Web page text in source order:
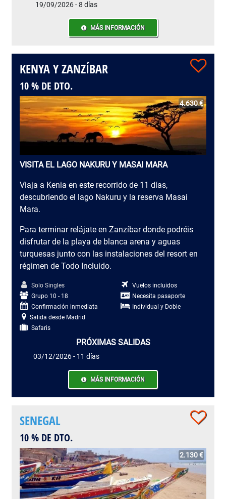
19/09/2026 - 8 días
MÁS INFORMACIÓN
KENYA Y ZANZÍBAR
10 % DE DTO.
4.630 €
VISITA EL LAGO NAKURU Y MASAI MARA
Viaja a Kenia en este recorrido de 11 días,
descubriendo el lago Nakuru y la reserva Masai
Mara.
Para terminar relájate en Zanzíbar donde podréis
disfrutar de la playa de blanca arena y aguas
turquesas junto con las instalaciones del resort en
régimen de Todo Incluido.
Solo Singles
Vuelos incluidos
Grupo 10 - 18
Necesita pasaporte
Confirmación inmediata
Individual y Doble
Salida desde Madrid
Safaris
PRÓXIMAS SALIDAS
03/12/2026 - 11 días
MÁS INFORMACIÓN
SENEGAL
10 % DE DTO.
2.130 €